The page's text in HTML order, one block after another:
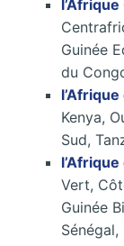
Guinée
du
l’Afrique
Kenya,
Sud,
Vert,
Guinée